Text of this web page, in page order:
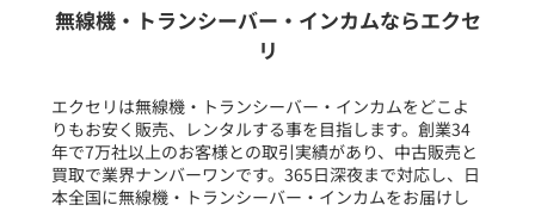
フリーワード入力(製品名等)
選択条件をリセット
無線機・トランシーバー・インカムならエクセ
リ
エクセリは無線機・トランシーバー・インカムをどこよ
りもお安く販売、レンタルする事を目指します。創業34
年で7万社以上のお客様との取引実績があり、中古販売と
買取で業界ナンバーワンです。365日深夜まで対応し、日
本全国に無線機・トランシーバー・インカムをお届けし